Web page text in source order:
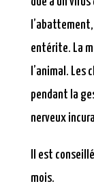
entérite. La
l’animal. Les
pendant la
nerveux
Il est
mois.